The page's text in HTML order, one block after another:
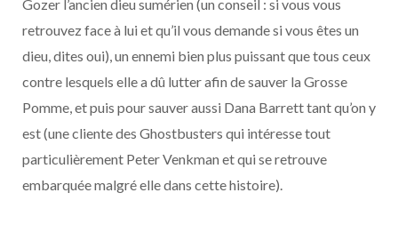
Gozer l’ancien dieu sumérien (un conseil : si vous vous
retrouvez face à lui et qu’il vous demande si vous êtes un
dieu, dites oui), un ennemi bien plus puissant que tous ceux
contre lesquels elle a dû lutter afin de sauver la Grosse
Pomme, et puis pour sauver aussi Dana Barrett tant qu’on y
est (une cliente des Ghostbusters qui intéresse tout
particulièrement Peter Venkman et qui se retrouve
embarquée malgré elle dans cette histoire).